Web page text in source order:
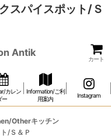
スパイスポット/Ｓ
Antik
カート
カレン
ー
Information/ご利
用案内
Instagram
Otherキッチン
ト/Ｓ＆Ｐ